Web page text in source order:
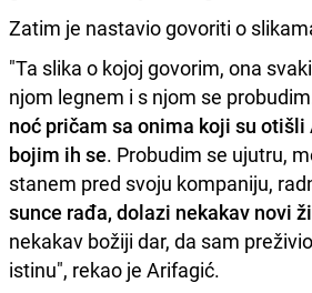
Zatim je nastavio govoriti o
"Ta slika o kojoj govorim, ona
njom legnem i s njom se
noć pričam sa onima koji su
bojim ih se. Probudim se ujutru,
stanem pred svoju kompaniju,
sunce rađa, dolazi nekakav novi
nekakav božiji dar, da sam
istinu", rekao je Arifagić.